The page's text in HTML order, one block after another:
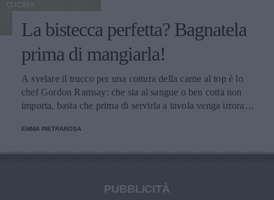
CUCINA
La bistecca perfetta? Bagnatela
prima di mangiarla!
A svelare il trucco per una cottura della carne al top è lo
chef Gordon Ramsay: che sia al sangue o ben cotta non
importa, basta che prima di servirla a tavola venga irrorata
EMMA PIETRAROSA
PUBBLICITÀ